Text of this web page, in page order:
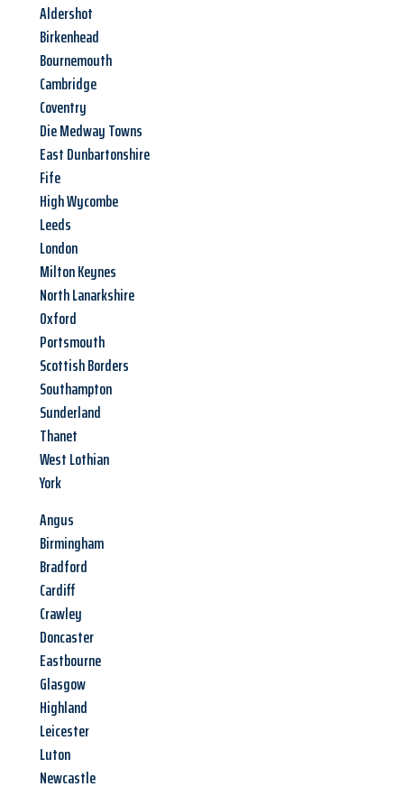
Aldershot
Birkenhead
Bournemouth
Cambridge
Coventry
Die Medway Towns
East Dunbartonshire
Fife
High Wycombe
Leeds
London
Milton Keynes
North Lanarkshire
Oxford
Portsmouth
Scottish Borders
Southampton
Sunderland
Thanet
West Lothian
York
Angus
Birmingham
Bradford
Cardiff
Crawley
Doncaster
Eastbourne
Glasgow
Highland
Leicester
Luton
Newcastle